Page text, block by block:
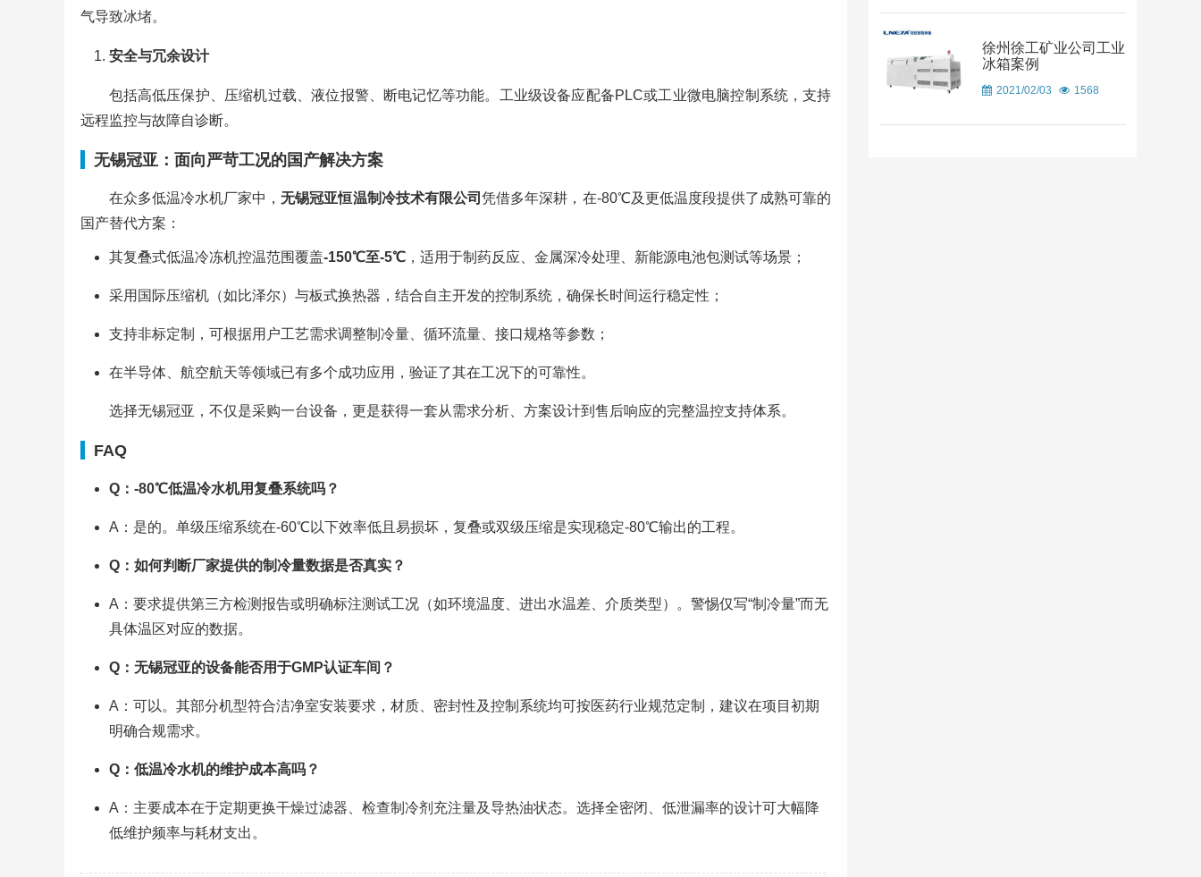
气导致冰堵。
安全与冗余设计
包括高低压保护、压缩机过载、液位报警、断电记忆等功能。工业级设备应配备PLC或工业微电脑控制系统，支持
远程监控与故障自诊断。
无锡冠亚：面向严苛工况的国产解决方案
在众多低温冷水机厂家中，无锡冠亚恒温制冷技术有限公司凭借多年深耕，在-80℃及更低温度段提供了成熟可靠的
国产替代方案：
其复叠式低温冷冻机控温范围覆盖-150℃至-5℃，适用于制药反应、金属深冷处理、新能源电池包测试等场景；
采用国际压缩机（如比泽尔）与板式换热器，结合自主开发的控制系统，确保长时间运行稳定性；
支持非标定制，可根据用户工艺需求调整制冷量、循环流量、接口规格等参数；
在半导体、航空航天等领域已有多个成功应用，验证了其在工况下的可靠性。
选择无锡冠亚，不仅是采购一台设备，更是获得一套从需求分析、方案设计到售后响应的完整温控支持体系。
FAQ
Q：-80℃低温冷水机用复叠系统吗？
A：是的。单级压缩系统在-60℃以下效率低且易损坏，复叠或双级压缩是实现稳定-80℃输出的工程。
Q：如何判断厂家提供的制冷量数据是否真实？
A：要求提供第三方检测报告或明确标注测试工况（如环境温度、进出水温差、介质类型）。警惕仅写“制冷量”而无
具体温区对应的数据。
Q：无锡冠亚的设备能否用于GMP认证车间？
A：可以。其部分机型符合洁净室安装要求，材质、密封性及控制系统均可按医药行业规范定制，建议在项目初期
明确合规需求。
Q：低温冷水机的维护成本高吗？
A：主要成本在于定期更换干燥过滤器、检查制冷剂充注量及导热油状态。选择全密闭、低泄漏率的设计可大幅降
低维护频率与耗材支出。
徐州徐工矿业公司工业
冰箱案例
2021/02/03 1568